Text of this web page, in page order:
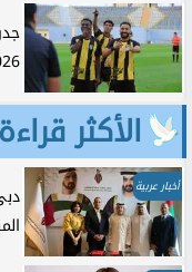
الأكثر قراءة
أخبار عربية